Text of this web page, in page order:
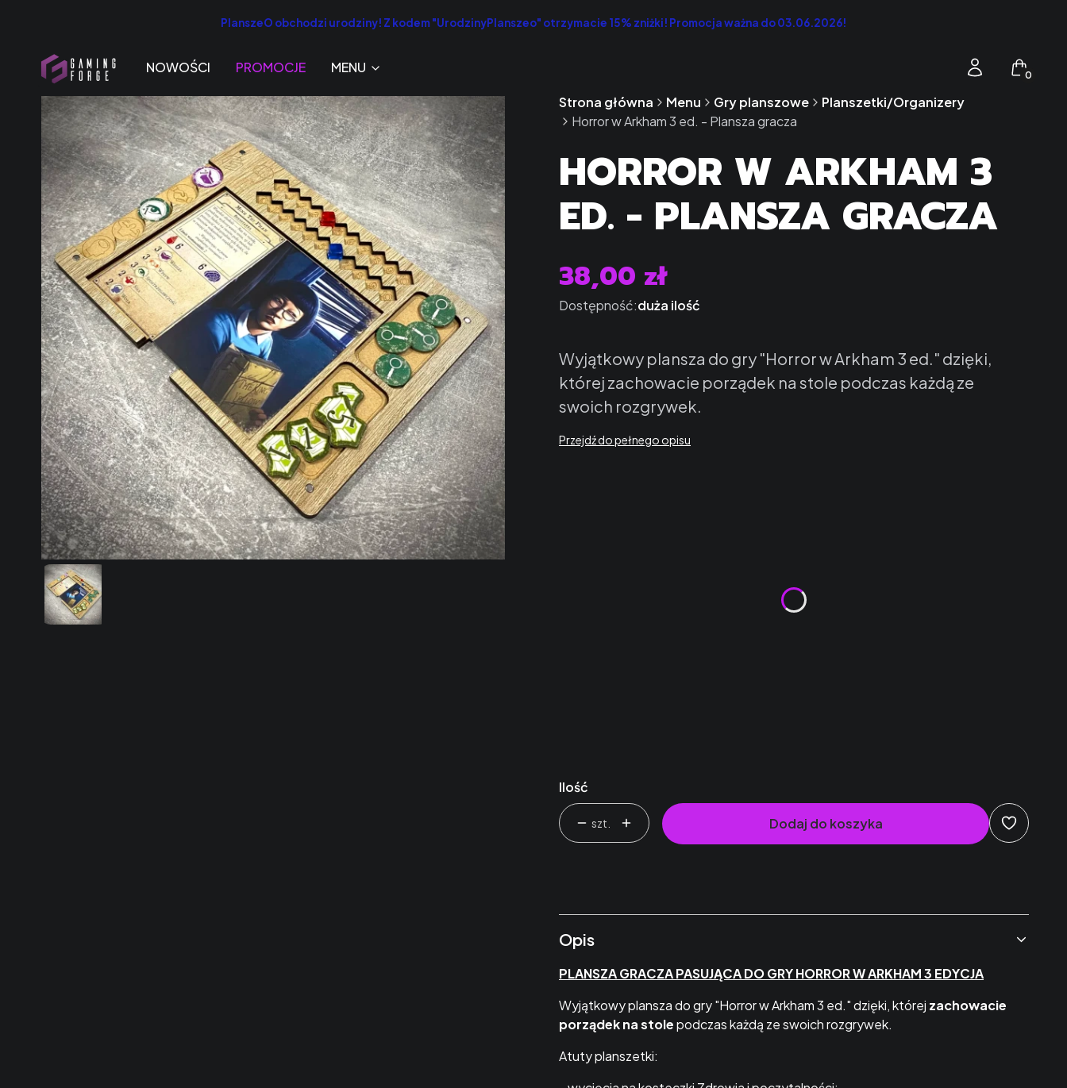
PlanszeO obchodzi urodziny! Z kodem "UrodzinyPlanszeo" otrzymacie 15% zniżki! Promocja ważna do 03.06.2026!
NOWOŚCI PROMOCJE MENU Zaloguj sięKoszyk
Strona główna Menu Gry planszowe
Planszetki/Organizery
Horror w Arkham 3 ed. - Plansza gracza
HORROR W ARKHAM 3
ED. - PLANSZA GRACZA
Cena
38,00 zł
Dostępność:duża ilość
Wyjątkowy plansza do gry "Horror w Arkham 3 ed." dzięki,
której zachowacie porządek na stole podczas każdą ze
swoich rozgrywek.
Przejdź do pełnego opisu
Ilość
szt. Dodaj do koszyka
Opis
PLANSZA GRACZA PASUJĄCA DO GRY HORROR W ARKHAM 3 EDYCJA
Wyjątkowy plansza do gry "Horror w Arkham 3 ed." dzięki, której zachowacie
porządek na stolepodczas każdą ze swoich rozgrywek.
Atuty planszetki: